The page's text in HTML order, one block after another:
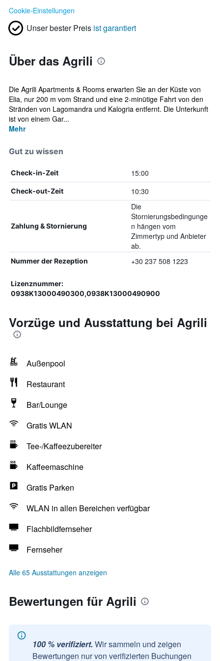
Cookie-Einstellungen
Unser bester Preis ist garantiert
Über das Agrili
Die Agrili Apartments & Rooms erwarten Sie an der Küste von
Elia, nur 200 m vom Strand und eine 2-minütige Fahrt von den
Stränden von Lagomandra und Kalogria entfernt. Die Unterkunft
ist von einem Gar...
Mehr
Gut zu wissen
Check-in-Zeit 15:00
Check-out-Zeit 10:30
Zahlung & Stornierung
Die
Stornierungsbedingunge
n hängen vom
Zimmertyp und Anbieter
ab.
Nummer der Rezeption +30 237 508 1223
Lizenznummer:
0938Κ13000490300,0938Κ13000490900
Vorzüge und Ausstattung bei Agrili
Außenpool
Restaurant
Bar/Lounge
Gratis WLAN
Tee-/Kaffeezubereiter
Kaffeemaschine
Gratis Parken
WLAN in allen Bereichen verfügbar
Flachbildfernseher
Fernseher
Alle 65 Ausstattungen anzeigen
Bewertungen für Agrili
100 % verifiziert. Wir sammeln und zeigen
Bewertungen nur von verifizierten Buchungen